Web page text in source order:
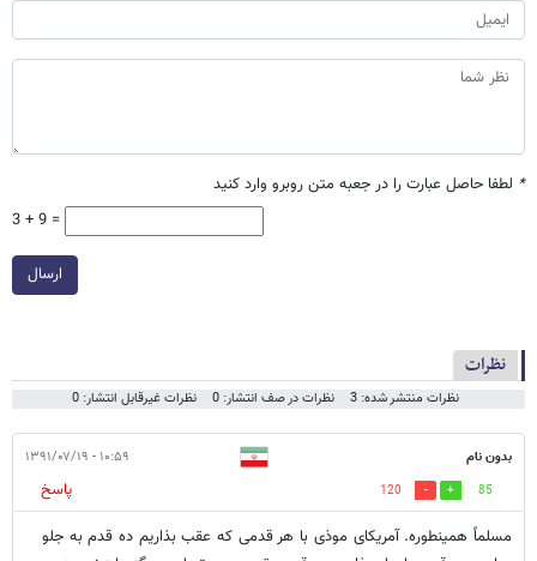
* لطفا حاصل عبارت را در جعبه متن روبرو وارد کنید
3 + 9 =
ارسال
نظرات
نظرات منتشر شده: 3 نظرات در صف انتشار: 0 نظرات غیرقابل انتشار: 0
بدون نام ۱۰:۵۹ - ۱۳۹۱/۰۷/۱۹
85
120
پاسخ
مسلماً همینطوره. آمریکای موذی با هر قدمی که عقب بذاریم ده قدم به جلو